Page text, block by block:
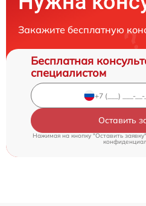
Закажите бесплатную
Бесплатная
специалистом
Оставить
Нажимая на кнопку "Оставить